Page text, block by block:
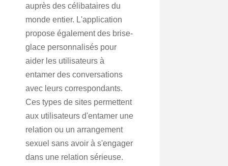
auprès des célibataires du
monde entier. L'application
propose également des brise-
glace personnalisés pour
aider les utilisateurs à
entamer des conversations
avec leurs correspondants.
Ces types de sites permettent
aux utilisateurs d'entamer une
relation ou un arrangement
sexuel sans avoir à s'engager
dans une relation sérieuse.